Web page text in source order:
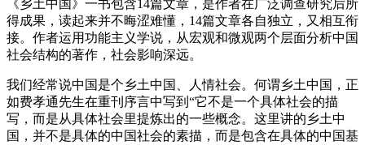
《乡土中国》一书包含14篇文章，是作者在广泛调查研究后所
得成果，读起来并不晦涩难懂，14篇文章各自独立，又相互衔
接。作者运用功能主义学说，从宏观和微观两个层面分析中国
社会结构的著作，社会影响深远。
我们经常说中国是个乡土中国、人情社会。何谓乡土中国，正
如费孝通先生在重刊序言中写到“它不是一个具体社会的描
写，而是从具体社会里提炼出的一些概念。这里讲的乡土中
国，并不是具体的中国社会的素描，而是包含在具体的中国基